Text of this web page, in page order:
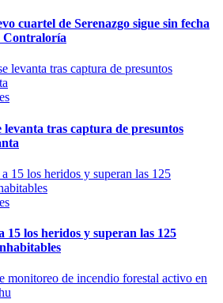
cuartel de Serenazgo sigue sin fecha
Contraloría
levanta tras captura de presuntos
15 los heridos y superan las 125